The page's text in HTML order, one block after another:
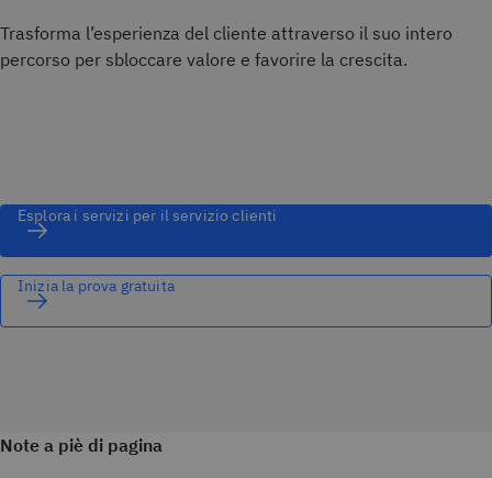
Trasforma l’esperienza del cliente attraverso il suo intero
percorso per sbloccare valore e favorire la crescita.
Esplora i servizi per il servizio clienti
Inizia la prova gratuita
Note a piè di pagina